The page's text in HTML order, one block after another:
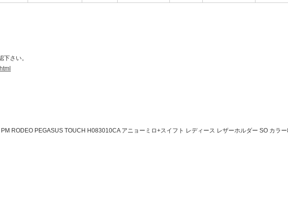
さい。
RODEO PEGASUS TOUCH H083010CA アニョーミロ+スイフト レディース レザーホルダー SO カラ